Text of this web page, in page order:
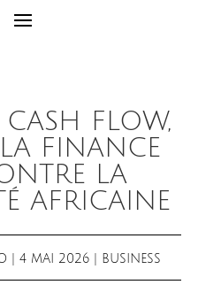
CASH FLOW,
FINANCE
LA
AFRICAINE
|4 MAI 2026 BUSINESS